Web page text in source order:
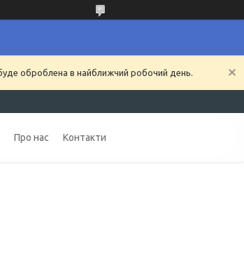
оброблена в найближчий робочий день.
Про нас Контакти